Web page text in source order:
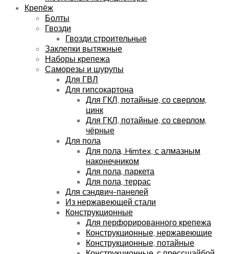
Крепёж
Болты
Гвозди
Гвозди строительные
Заклепки вытяжные
Наборы крепежа
Саморезы и шурупы
Для ГВЛ
Для гипсокартона
Для ГКЛ, потайные, со сверлом,
цинк
Для ГКЛ, потайные, со сверлом,
чёрные
Для пола
Для пола, Himtex, с алмазным
наконечником
Для пола, паркета
Для пола, террас
Для сэндвич-панелей
Из нержавеющей стали
Конструкционные
Для перфорированного крепежа
Конструкционные, нержавеющие
Конструкционные, потайные